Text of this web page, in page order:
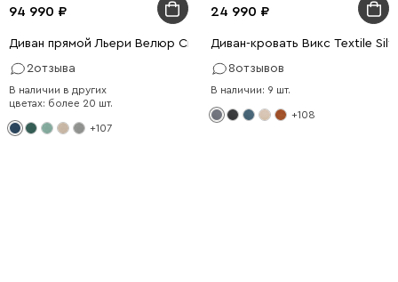
94 990
Диван прямой Льери Велюр Синий
2отзыва
В наличии в других
цветах: более 20 шт.
+107
24 990
Диван-кровать Викс Textile
8отзывов
В наличии: 9 шт.
+108